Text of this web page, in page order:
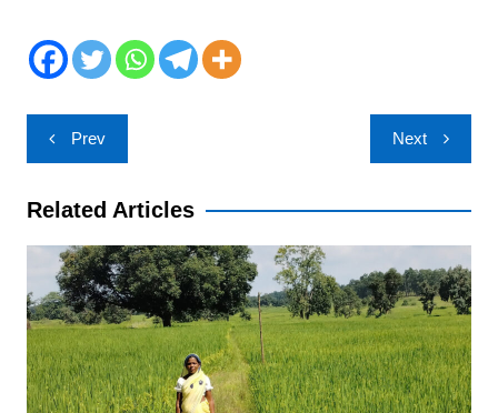
Post
navigation
Prev Next
Related Articles